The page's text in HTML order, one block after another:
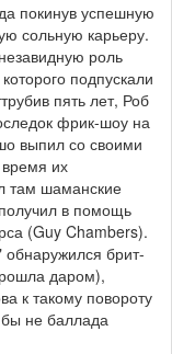
покинув успешную
сольную карьеру.
роль
подпускали
пять лет, Роб
фрик-шоу на
выпил со своими
их
там шаманские
в помощь
(Guy Chambers).
брит-
даром),
к такому повороту
не баллада